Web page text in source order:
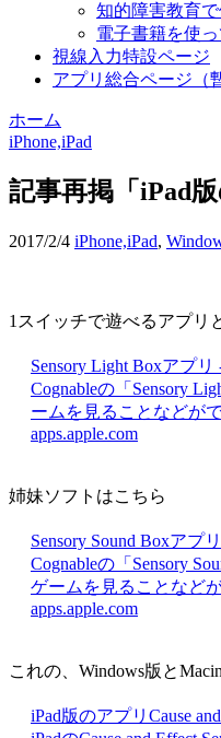
知的障害教育
電子書籍を使
視線入力特設ページ
アプリ総合ページ（
ホーム
iPhone,iPad
記事再掲「iPad
2017/2/4 iPhone,iPad,
1スイッチで遊べるアプリ
Sensory Light Boxアプリ
Cognableの「Sensory
ームを見ることなどがで
apps.apple.com
姉妹ソフトはこちら
Sensory Sound Boxアプ
Cognableの「Sensory
ゲームを見ることなど
apps.apple.com
これの、Windows版と
iPad版のアプリCause